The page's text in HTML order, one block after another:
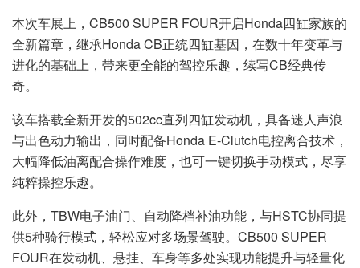
本次车展上，CB500 SUPER FOUR开启Honda四缸家族的
全新篇章，继承Honda CB正统四缸基因，在数十年变革与
进化的基础上，带来更全能的驾控乐趣，续写CB经典传
奇。
该车搭载全新开发的502cc直列四缸发动机，具备迷人声浪
与出色动力输出，同时配备Honda E-Clutch电控离合技术，
大幅降低油离配合操作难度，也可一键切换手动模式，尽享
纯粹操控乐趣。
此外，TBW电子油门、自动降档补油功能，与HSTC协同提
供5种骑行模式，轻松应对多场景驾驶。CB500 SUPER
FOUR在发动机、悬挂、车身等多处实现功能提升与轻量化